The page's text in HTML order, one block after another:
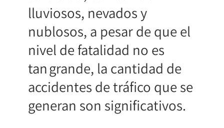
lluviosos, nevados y
nublosos, a pesar de que el
nivel de fatalidad no es
tan grande, la cantidad de
accidentes de tráfico que se
generan son significativos.